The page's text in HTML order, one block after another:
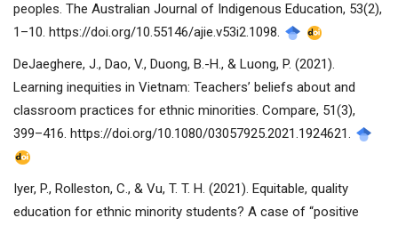
peoples. The Australian Journal of Indigenous Education, 53(2),
1–10. https://doi.org/10.55146/ajie.v53i2.1098.
DeJaeghere, J., Dao, V., Duong, B.-H., & Luong, P. (2021).
Learning inequities in Vietnam: Teachers’ beliefs about and
classroom practices for ethnic minorities. Compare, 51(3),
399–416. https://doi.org/10.1080/03057925.2021.1924621.
Iyer, P., Rolleston, C., & Vu, T. T. H. (2021). Equitable, quality
education for ethnic minority students? A case of “positive